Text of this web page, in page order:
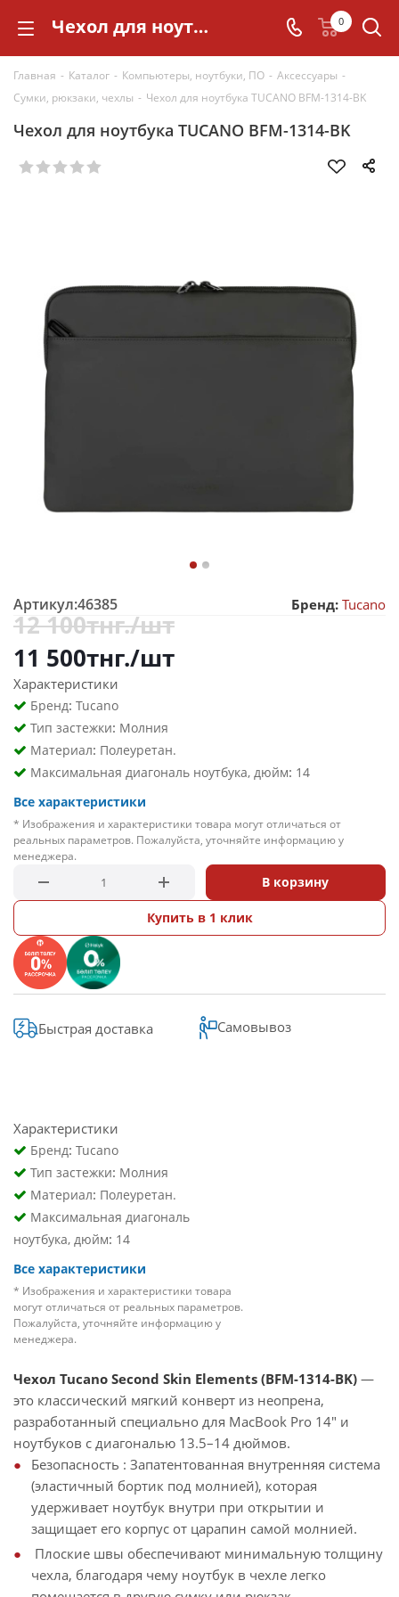
Чехол для ноутбука TUCANO BFM-1314-BK 0
Главная - Каталог - Компьютеры, ноутбуки, ПО - Аксессуары -
Сумки, рюкзаки, чехлы - Чехол для ноутбука TUCANO BFM-1314-BK
Чехол для ноутбука TUCANO BFM-1314-BK
Бренд: Tucano
Артикул:46385
12 100тнг./шт
11 500тнг./шт
Характеристики
Бренд: Tucano
Тип застежки: Молния
Материал: Полеуретан.
Максимальная диагональ ноутбука, дюйм: 14
Все характеристики
* Изображения и характеристики товара могут отличаться от
реальных параметров. Пожалуйста, уточняйте информацию у
менеджера.
В корзину
Купить в 1 клик
Быстрая доставка Самовывоз
Характеристики
Бренд: Tucano
Тип застежки: Молния
Материал: Полеуретан.
Максимальная диагональ
ноутбука, дюйм: 14
Все характеристики
* Изображения и характеристики товара
могут отличаться от реальных параметров.
Пожалуйста, уточняйте информацию у
менеджера.
Чехол Tucano Second Skin Elements (BFM-1314-BK) —
это классический мягкий конверт из неопрена,
разработанный специально для MacBook Pro 14" и
ноутбуков с диагональю 13.5–14 дюймов.
Безопасность : Запатентованная внутренняя система
(эластичный бортик под молнией), которая
удерживает ноутбук внутри при открытии и
защищает его корпус от царапин самой молнией.
Плоские швы обеспечивают минимальную толщину
чехла, благодаря чему ноутбук в чехле легко